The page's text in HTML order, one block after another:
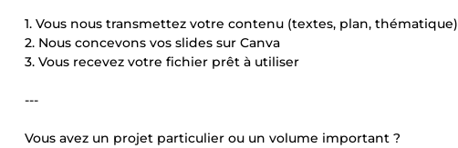
1. Vous nous transmettez votre contenu (textes, plan, thématique)
2. Nous concevons vos slides sur Canva
3. Vous recevez votre fichier prêt à utiliser
---
Vous avez un projet particulier ou un volume important ?